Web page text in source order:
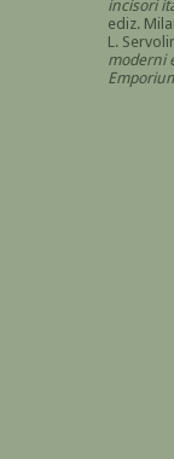
incisori
ediz.
L.
moderni